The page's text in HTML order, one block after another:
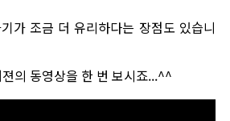
가 조금 더 유리하다는 장점도 있습니
의 동영상을 한 번 보시죠...^^